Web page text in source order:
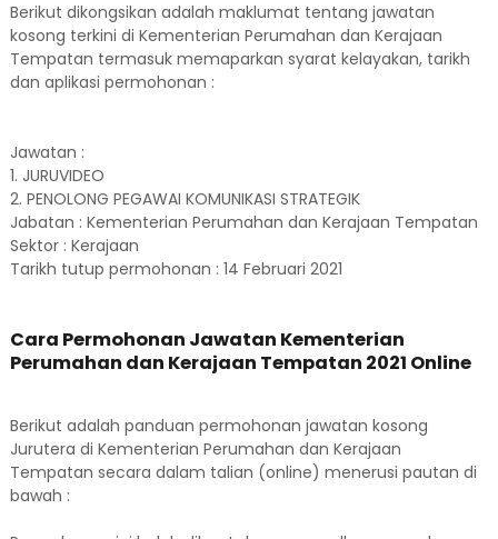
Berikut dikongsikan adalah maklumat tentang jawatan
kosong terkini di Kementerian Perumahan dan Kerajaan
Tempatan termasuk memaparkan syarat kelayakan, tarikh
dan aplikasi permohonan :
Jawatan :
1. JURUVIDEO
2. PENOLONG PEGAWAI KOMUNIKASI STRATEGIK
Jabatan : Kementerian Perumahan dan Kerajaan Tempatan
Sektor : Kerajaan
Tarikh tutup permohonan : 14 Februari 2021
Cara Permohonan Jawatan Kementerian
Perumahan dan Kerajaan Tempatan 2021 Online
Berikut adalah panduan permohonan jawatan kosong
Jurutera di Kementerian Perumahan dan Kerajaan
Tempatan secara dalam talian (online) menerusi pautan di
bawah :